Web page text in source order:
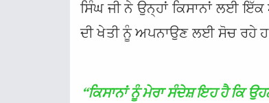
ਸਿੰਘ ਜੀ ਨੇ ਉਨ੍ਹਾਂ ਕਿਸਾਨਾਂ ਲਈ
ਦੀ ਖੇਤੀ ਨੂੰ ਅਪਨਾਉਣ ਲਈ ਸੋਚ ਰਹੇ
“ਕਿਸਾਨਾਂ ਨੂੰ ਮੇਰਾ ਸੰਦੇਸ਼ ਇਹ ਹੈ ਕਿ